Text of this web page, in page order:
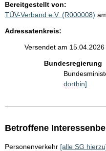
Bereitgestellt von:
TÜV-Verband e.V. (R000008)
Adressatenkreis:
Versendet am 15.04.2026
Bundesregierung
dorthin]
Betroffene
Personenverkehr [alle SG